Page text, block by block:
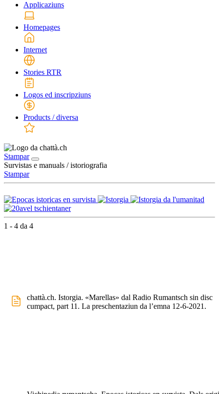
Applicaziuns
Homepages
Internet
Stories RTR
Logos ed inscripziuns
Products / diversa
Stampar
Survistas e manuals / istoriografia
Stampar
1 - 4 da 4
chattà.ch. Istorgia. «Marellas» dal Radio Rumantsch sin disc
cumpact, part 11. La preschentaziun da l’emna 12-6-2021.